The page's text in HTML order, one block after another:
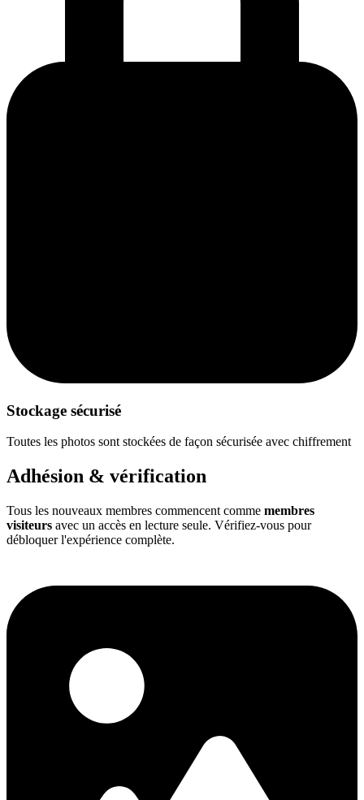
Stockage sécurisé
Toutes les photos sont stockées de façon sécurisée avec chiffrement
Adhésion & vérification
Tous les nouveaux membres commencent comme membres
visiteurs avec un accès en lecture seule. Vérifiez-vous pour
débloquer l'expérience complète.